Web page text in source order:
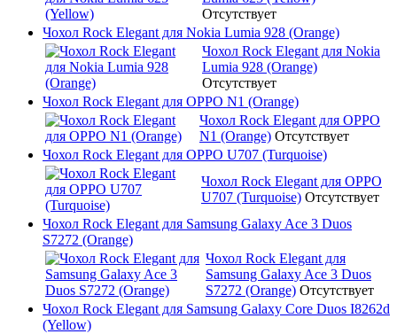
Отсутствует
Чохол Rock Elegant для Nokia Lumia 928 (Orange)
Чохол Rock Elegant для Nokia
Lumia 928 (Orange)
Отсутствует
Чохол Rock Elegant для OPPO N1 (Orange)
Чохол Rock Elegant для OPPO
N1 (Orange) Отсутствует
Чохол Rock Elegant для OPPO U707 (Turquoise)
Чохол Rock Elegant для OPPO
U707 (Turquoise) Отсутствует
Чохол Rock Elegant для Samsung Galaxy Ace 3 Duos
S7272 (Orange)
Чохол Rock Elegant для
Samsung Galaxy Ace 3 Duos
S7272 (Orange) Отсутствует
Чохол Rock Elegant для Samsung Galaxy Core Duos I8262d
(Yellow)